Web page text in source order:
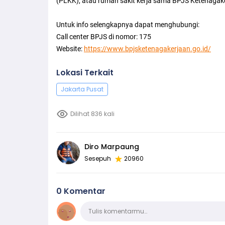
Untuk info selengkapnya dapat menghubungi:
Call center BPJS di nomor: 175
Website: https://www.bpjsketenagakerjaan.go.id/
Lokasi Terkait
Jakarta Pusat
Dilihat 836 kali
Diro Marpaung
Sesepuh 20960
0 Komentar
KomentarTulis komentarmu…